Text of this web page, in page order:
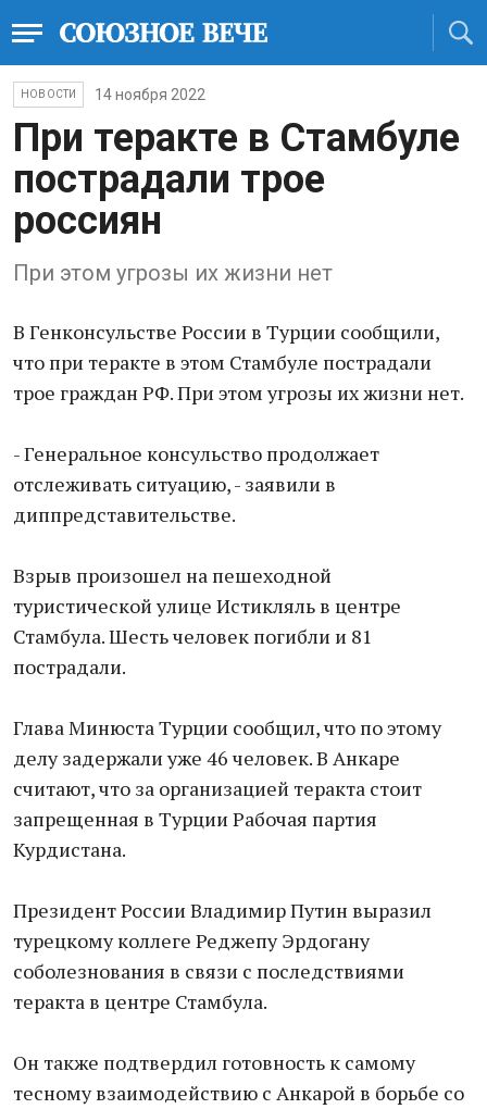
НОВОСТИ 14 ноября 2022
При теракте в Стамбуле
пострадали трое
россиян
При этом угрозы их жизни нет
В Генконсульстве России в Турции сообщили,
что при теракте в этом Стамбуле пострадали
трое граждан РФ. При этом угрозы их жизни нет.
- Генеральное консульство продолжает
отслеживать ситуацию, - заявили в
диппредставительстве.
Взрыв произошел на пешеходной
туристической улице Истикляль в центре
Стамбула. Шесть человек погибли и 81
пострадали.
Глава Минюста Турции сообщил, что по этому
делу задержали уже 46 человек. В Анкаре
считают, что за организацией теракта стоит
запрещенная в Турции Рабочая партия
Курдистана.
Президент России Владимир Путин выразил
турецкому коллеге Реджепу Эрдогану
соболезнования в связи с последствиями
теракта в центре Стамбула.
Он также подтвердил готовность к самому
тесному взаимодействию с Анкарой в борьбе со